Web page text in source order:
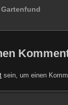
Gartenfund
sein, um einen